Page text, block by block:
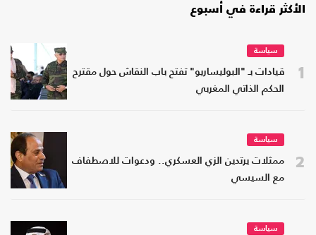
الأكثر قراءة في أسبوع
1
سياسة
قيادات بـ "البوليساريو" تفتح باب النقاش حول مقترح
الحكم الذاتي المغربي
2
سياسة
ممثلات يرتدين الزي العسكري.. ودعوات للاصطفاف
مع السيسي
سياسة